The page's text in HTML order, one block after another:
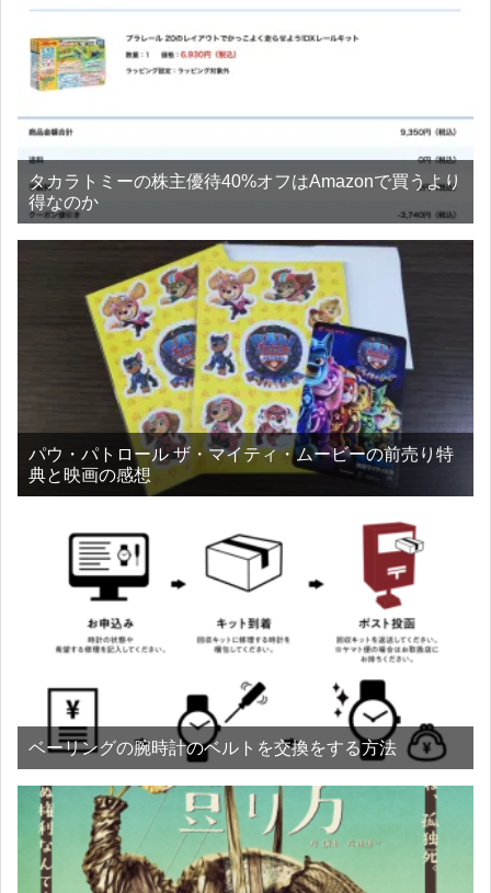
タカラトミーの株主優待40%オフはAmazonで買うより
得なのか
パウ・パトロール ザ・マイティ・ムービーの前売り特
典と映画の感想
ベーリングの腕時計のベルトを交換をする方法